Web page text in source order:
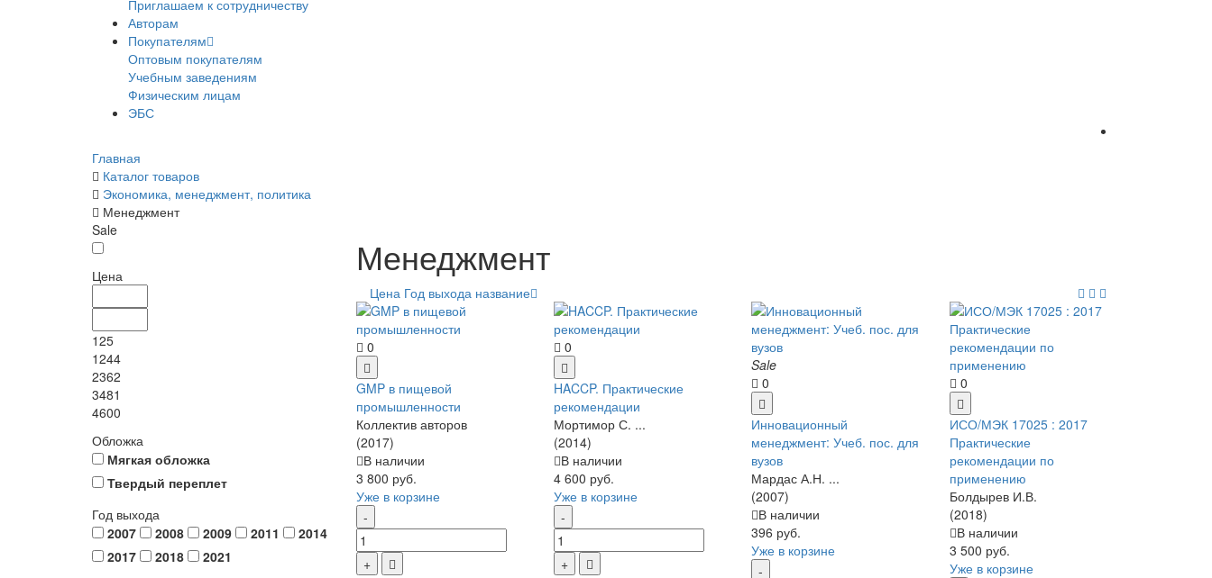
Приглашаем к сотрудничеству
Авторам
Покупателям
Оптовым покупателям
Учебным заведениям
Физическим лицам
ЭБС
Главная
Каталог товаров
Экономика, менеджмент, политика
Менеджмент
Sale
Цена
125
1244
2362
3481
4600
Обложка
Мягкая обложка
Твердый переплет
Год выхода
2007
2008 2009 2011
2014
2017
2018 2021
Менеджмент
Цена Год выхода название
0
GMP в пищевой
промышленности
Коллектив авторов
(2017)
В наличии
3 800 руб.
Уже в корзине
0
HACCP. Практические
рекомендации
Мортимор С. ...
(2014)
В наличии
4 600 руб.
Уже в корзине
Sale
0
Инновационный
менеджмент: Учеб. пос. для
вузов
Мардас А.Н. ...
(2007)
В наличии
396 руб.
Уже в корзине
0
ИСО/МЭК 17025 : 2017
Практические
рекомендации по
применению
Болдырев И.В.
(2018)
В наличии
3 500 руб.
Уже в корзине